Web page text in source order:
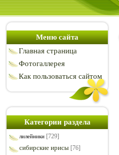
Меню сайта
Главная страница
Фотогаллерея
Как пользоваться сайтом
Категории раздела
лилейники [729]
сибирские ирисы [76]